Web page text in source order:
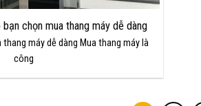
chọn mua thang máy dễ dàng
máy dễ dàng Mua thang máy là
công